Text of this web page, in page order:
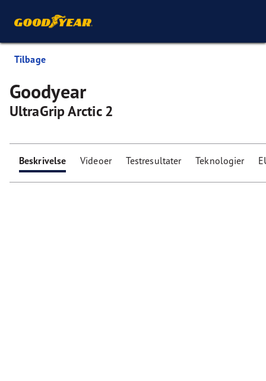
Tilbage
Goodyear
UltraGrip Arctic 2
Beskrivelse Videoer Testresultater Teknologier